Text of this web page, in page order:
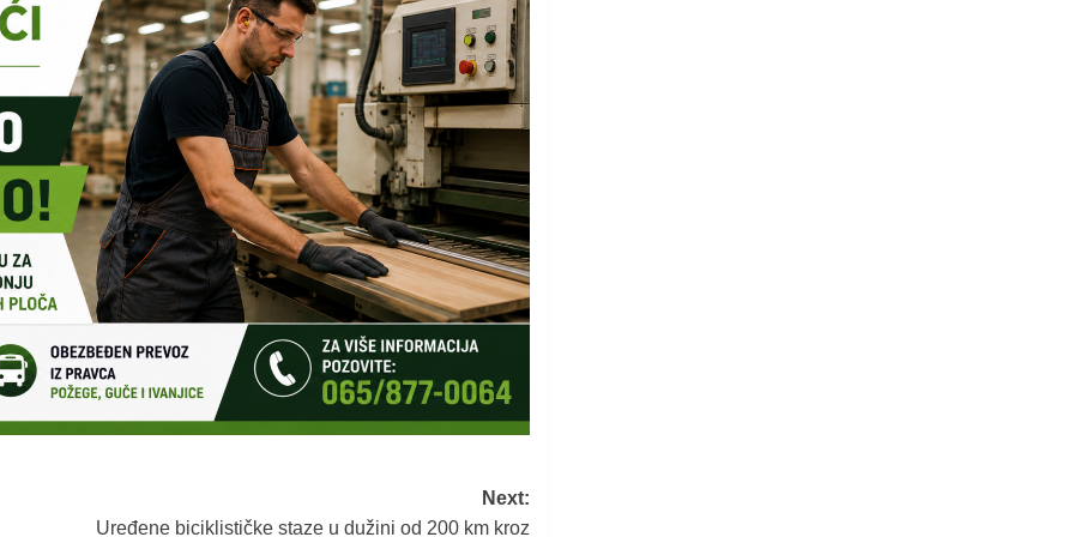
Next:
Uređene biciklističke staze u dužini od 200 km kroz